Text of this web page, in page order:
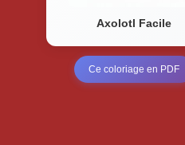
Axolotl Facile
Ce coloriage en PDF